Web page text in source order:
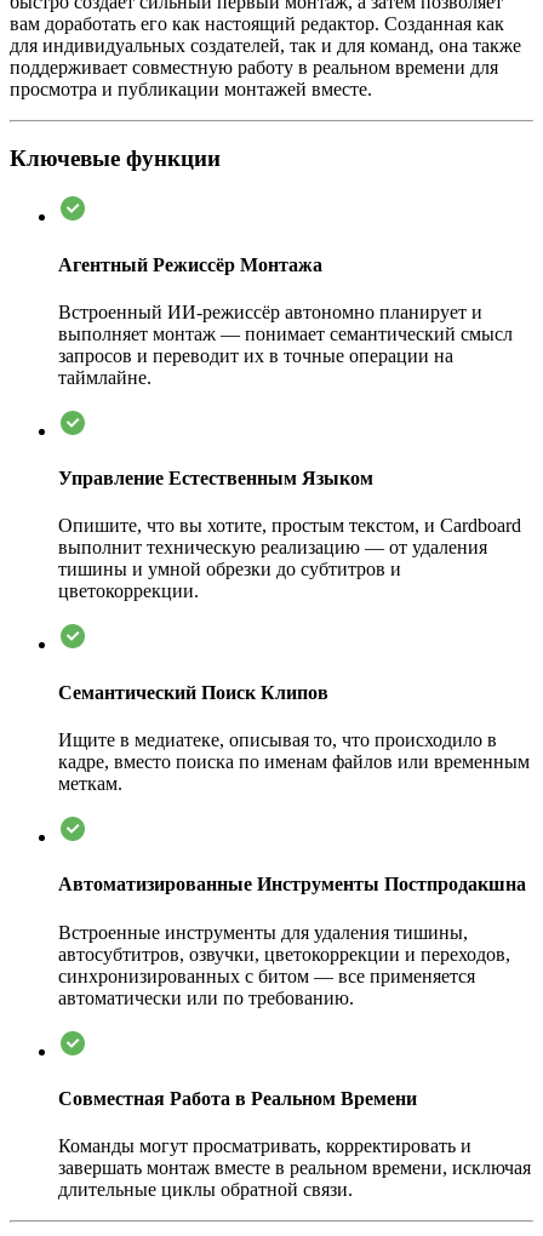
вам доработать его как настоящий редактор. Созданная как
для индивидуальных создателей, так и для команд, она также
поддерживает совместную работу в реальном времени для
просмотра и публикации монтажей вместе.
Ключевые функции
Агентный Режиссёр Монтажа
Встроенный ИИ-режиссёр автономно планирует и
выполняет монтаж — понимает семантический смысл
запросов и переводит их в точные операции на
таймлайне.
Управление Естественным Языком
Опишите, что вы хотите, простым текстом, и Cardboard
выполнит техническую реализацию — от удаления
тишины и умной обрезки до субтитров и
цветокоррекции.
Семантический Поиск Клипов
Ищите в медиатеке, описывая то, что происходило в
кадре, вместо поиска по именам файлов или временным
меткам.
Автоматизированные Инструменты Постпродакшна
Встроенные инструменты для удаления тишины,
автосубтитров, озвучки, цветокоррекции и переходов,
синхронизированных с битом — все применяется
автоматически или по требованию.
Совместная Работа в Реальном Времени
Команды могут просматривать, корректировать и
завершать монтаж вместе в реальном времени, исключая
длительные циклы обратной связи.